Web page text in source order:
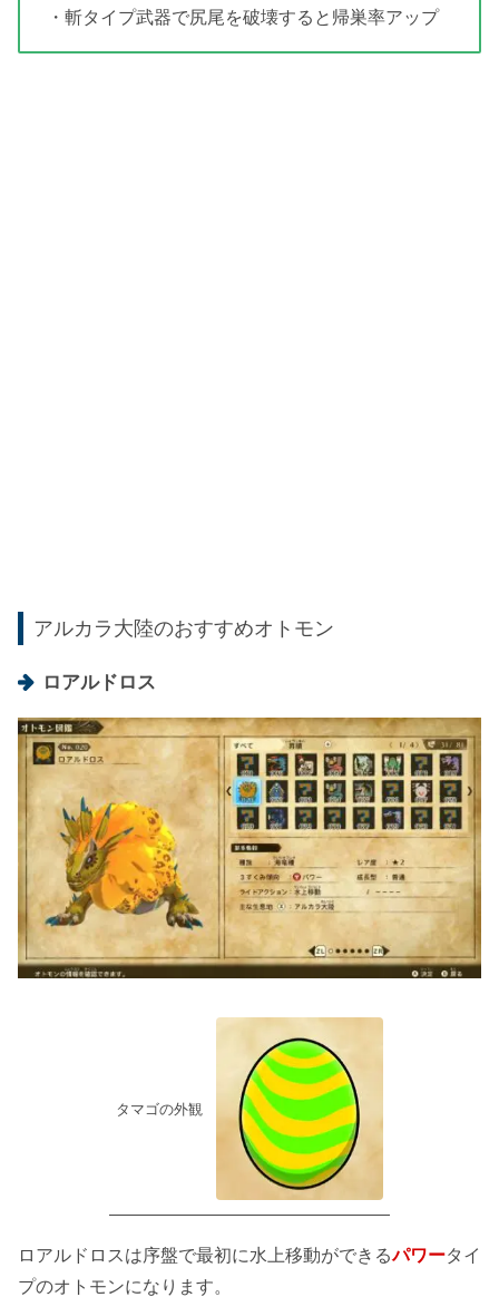
・斬タイプ武器で尻尾を破壊すると帰巣率アップ
アルカラ大陸のおすすめオトモン
ロアルドロス
タマゴの外観
ロアルドロスは序盤で最初に水上移動ができるパワータイ
プのオトモンになります。